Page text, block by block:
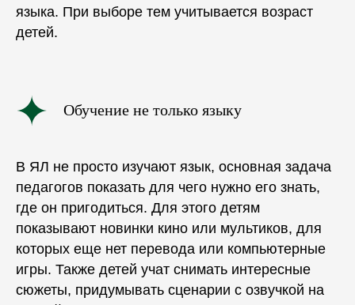
языка. При выборе тем учитывается возраст
детей.
Обучение не только языку
В ЯЛ не просто изучают язык, основная задача
педагогов показать для чего нужно его знать,
где он пригодиться. Для этого детям
показывают новинки кино или мультиков, для
которых еще нет перевода или компьютерные
игры. Также детей учат снимать интересные
сюжеты, придумывать сценарии с озвучкой на